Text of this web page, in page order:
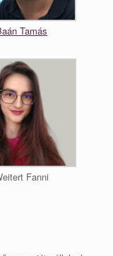
Tamás
Fanni